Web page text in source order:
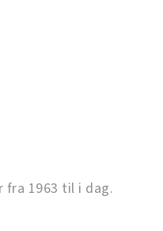
fra 1963 til i dag.